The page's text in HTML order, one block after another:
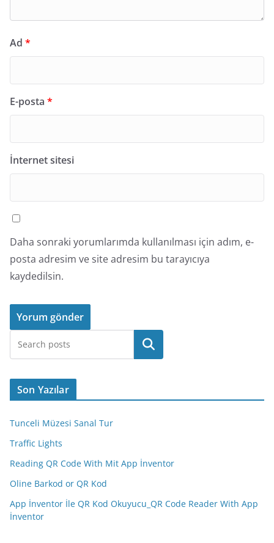
Ad *
E-posta *
İnternet sitesi
Daha sonraki yorumlarımda kullanılması için adım, e-
posta adresim ve site adresim bu tarayıcıya
kaydedilsin.
Ara
Son Yazılar
Tunceli Müzesi Sanal Tur
Traffic Lights
Reading QR Code With Mit App İnventor
Oline Barkod or QR Kod
App İnventor İle QR Kod Okuyucu_QR Code Reader With App
İnventor